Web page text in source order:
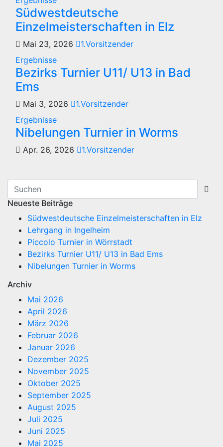
Südwestdeutsche
Einzelmeisterschaften in Elz
Mai 23, 2026
1.Vorsitzender
Ergebnisse
Bezirks Turnier U11/ U13 in Bad
Ems
Mai 3, 2026
1.Vorsitzender
Ergebnisse
Nibelungen Turnier in Worms
Apr. 26, 2026 1.Vorsitzender
Neueste Beiträge
Südwestdeutsche Einzelmeisterschaften in Elz
Lehrgang in Ingelheim
Piccolo Turnier in Wörrstadt
Bezirks Turnier U11/ U13 in Bad Ems
Nibelungen Turnier in Worms
Archiv
Mai 2026
April 2026
März 2026
Februar 2026
Januar 2026
Dezember 2025
November 2025
Oktober 2025
September 2025
August 2025
Juli 2025
Juni 2025
Mai 2025